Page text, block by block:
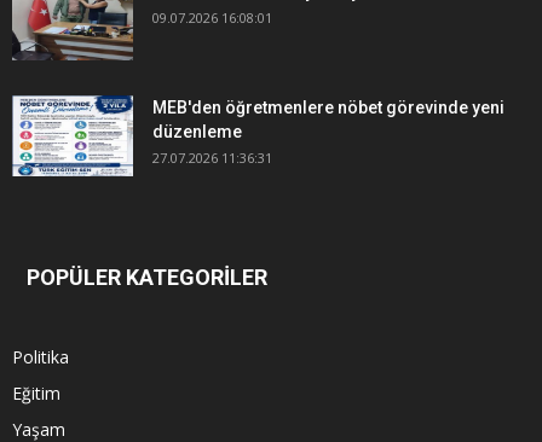
09.07.2026 16:08:01
MEB'den öğretmenlere nöbet görevinde yeni
düzenleme
27.07.2026 11:36:31
POPÜLER KATEGORİLER
Politika
Eğitim
Yaşam